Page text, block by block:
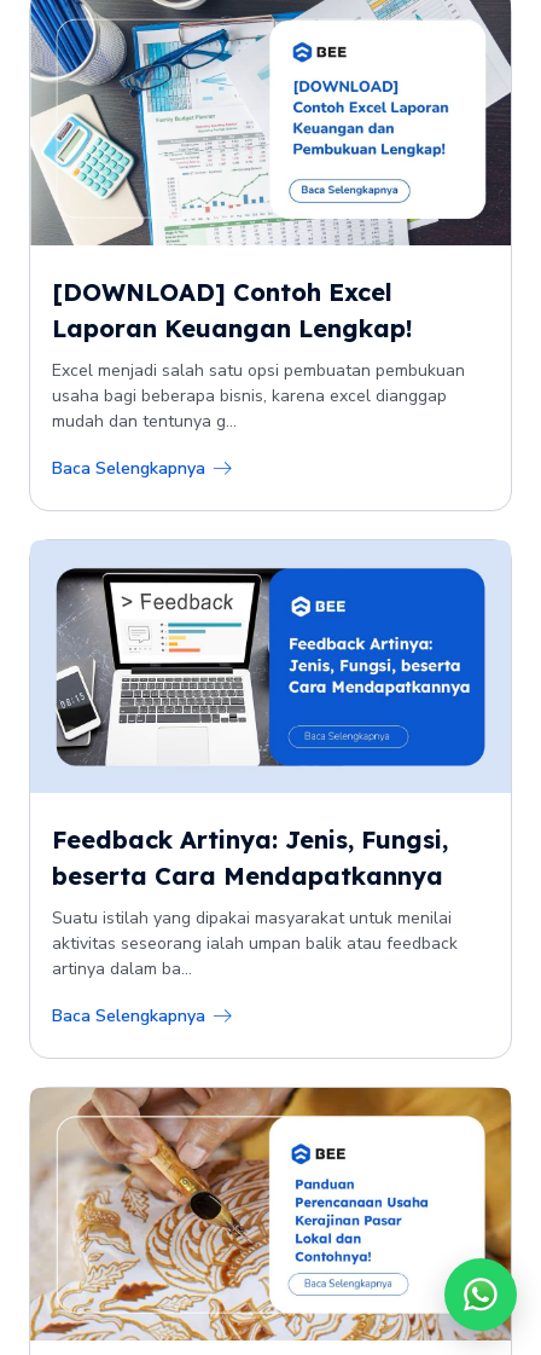
[DOWNLOAD] Contoh Excel
Laporan Keuangan Lengkap!
Excel menjadi salah satu opsi pembuatan pembukuan
usaha bagi beberapa bisnis, karena excel dianggap
mudah dan tentunya g...
Baca Selengkapnya
Feedback Artinya: Jenis, Fungsi,
beserta Cara Mendapatkannya
Suatu istilah yang dipakai masyarakat untuk menilai
aktivitas seseorang ialah umpan balik atau feedback
artinya dalam ba...
Baca Selengkapnya